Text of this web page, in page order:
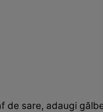
de sare, adaugi